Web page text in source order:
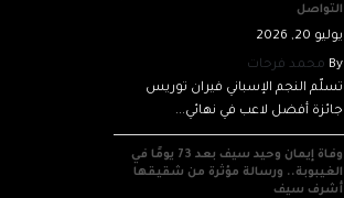
التواصل
يوليو 20, 2026
By محمد فرحات
تسلّم النجم الإسباني فيران توريس
جائزة أفضل لاعب في نهائي...
وفاة إيمان وحيد سيف بعد 73 يومًا في
الغيبوبة.. ورسالة مؤثرة من شقيقها
أشرف سيف